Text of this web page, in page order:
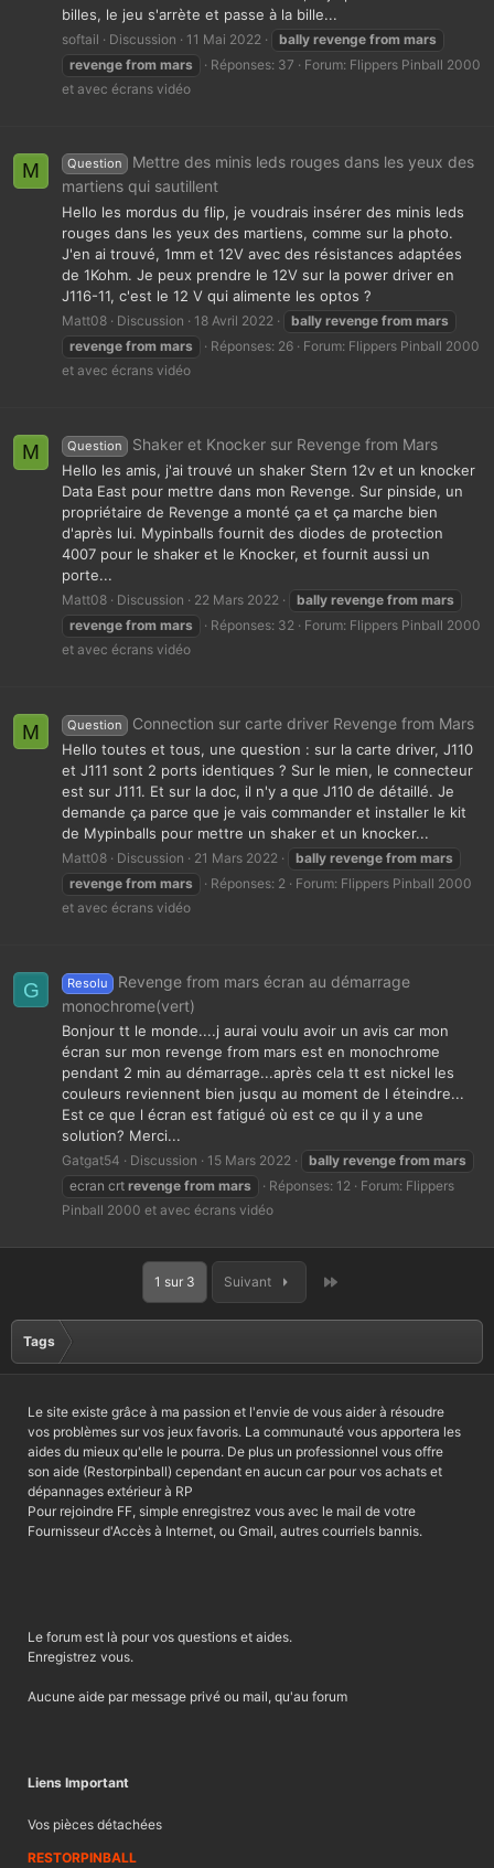
billes, le jeu s'arrète et passe à la bille...
softail Discussion 11 Mai 2022 bally revenge from mars
revenge from mars Réponses: 37 Forum: Flippers Pinball 2000
et avec écrans vidéo
M Question
Mettre des minis leds rouges dans les yeux des
martiens qui sautillent
Hello les mordus du flip, je voudrais insérer des minis leds
rouges dans les yeux des martiens, comme sur la photo.
J'en ai trouvé, 1mm et 12V avec des résistances adaptées
de 1Kohm. Je peux prendre le 12V sur la power driver en
J116-11, c'est le 12 V qui alimente les optos ?
Matt08 Discussion 18 Avril 2022 bally revenge from mars
revenge from mars Réponses: 26 Forum: Flippers Pinball 2000
et avec écrans vidéo
M Question Shaker et Knocker sur Revenge from Mars
Hello les amis, j'ai trouvé un shaker Stern 12v et un knocker
Data East pour mettre dans mon Revenge. Sur pinside, un
propriétaire de Revenge a monté ça et ça marche bien
d'après lui. Mypinballs fournit des diodes de protection
4007 pour le shaker et le Knocker, et fournit aussi un
porte...
Matt08 Discussion 22 Mars 2022 bally revenge from mars
revenge from mars Réponses: 32 Forum: Flippers Pinball 2000
et avec écrans vidéo
M Question Connection sur carte driver Revenge from Mars
Hello toutes et tous, une question : sur la carte driver, J110
et J111 sont 2 ports identiques ? Sur le mien, le connecteur
est sur J111. Et sur la doc, il n'y a que J110 de détaillé. Je
demande ça parce que je vais commander et installer le kit
de Mypinballs pour mettre un shaker et un knocker...
Matt08 Discussion 21 Mars 2022 bally revenge from mars
revenge from mars Réponses: 2 Forum: Flippers Pinball 2000
et avec écrans vidéo
G Resolu
Revenge from mars écran au démarrage
monochrome(vert)
Bonjour tt le monde....j aurai voulu avoir un avis car mon
écran sur mon revenge from mars est en monochrome
pendant 2 min au démarrage...après cela tt est nickel les
couleurs reviennent bien jusqu au moment de l éteindre...
Est ce que l écran est fatigué où est ce qu il y a une
solution? Merci...
Gatgat54 Discussion 15 Mars 2022 bally revenge from mars
ecran crt revenge from mars Réponses: 12 Forum: Flippers
Pinball 2000 et avec écrans vidéo
1 sur 3 Suivant
Tags
Le site existe grâce à ma passion et l'envie de vous aider à résoudre
vos problèmes sur vos jeux favoris. La communauté vous apportera les
aides du mieux qu'elle le pourra. De plus un professionnel vous offre
son aide (Restorpinball) cependant en aucun car pour vos achats et
dépannages extérieur à RP
Pour rejoindre FF, simple enregistrez vous avec le mail de votre
Fournisseur d'Accès à Internet, ou Gmail, autres courriels bannis.
Le forum est là pour vos questions et aides.
Enregistrez vous.
Aucune aide par message privé ou mail, qu'au forum
Liens Important
Vos pièces détachées
RESTORPINBALL